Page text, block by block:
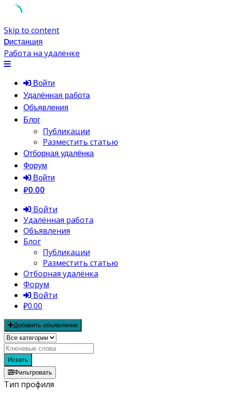
Skip to content
Dистанция
Работа на удалёнке
Войти
Удалённая работа
Объявления
Блог
Публикации
Разместить статью
Отборная удалёнка
Форум
Войти
₽0.00
Войти
Удалённая работа
Объявления
Блог
Публикации
Разместить статью
Отборная удалёнка
Форум
Войти
₽0.00
Добавить объявление
Искать
Фильтровать
Тип профиля